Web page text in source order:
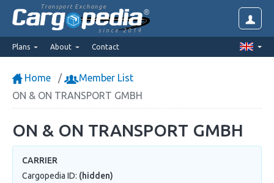
Transport Exchange
since 2014
Plans About Contact
Home
Member List
ON & ON TRANSPORT GMBH
ON & ON TRANSPORT GMBH
CARRIER
Cargopedia ID: (hidden)